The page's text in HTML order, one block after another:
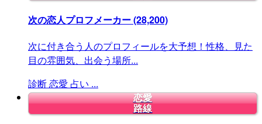
次の恋人プロフメーカー(28,200)
次に付き合う人のプロフィールを大予想！性格、見た
目の雰囲気、出会う場所...
診断恋愛 占い ...
恋愛
路線